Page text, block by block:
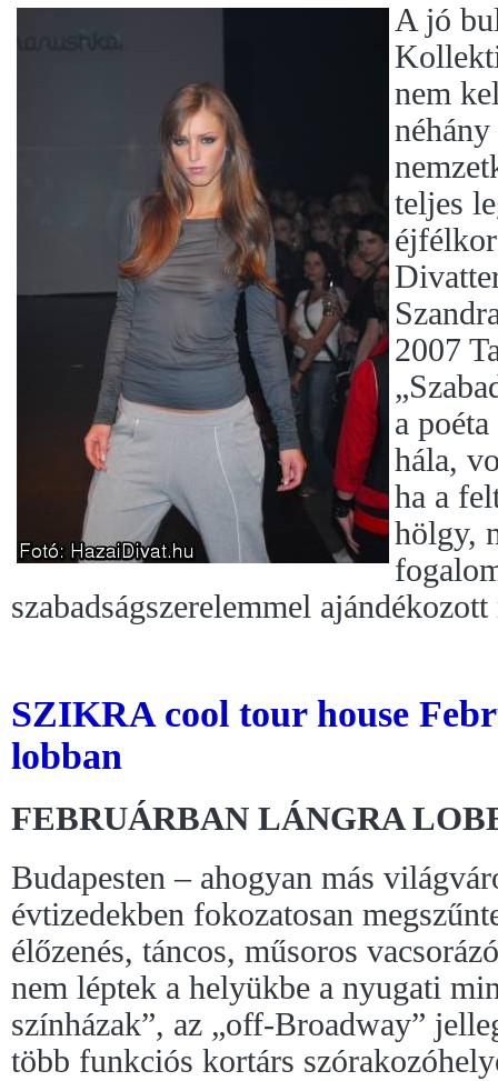
A jó
nem
teljes
2007
a
hála,
ha a
hölgy,
szabadságszerelemmel
SZIKRA cool tour house
lobban
FEBRUÁRBAN LÁNGRA
Budapesten – ahogyan más
évtizedekben fokozatosan
élőzenés, táncos, műsoros
nem léptek a helyükbe a nyugati
színházak”, az „off-Broadway”
több funkciós kortárs